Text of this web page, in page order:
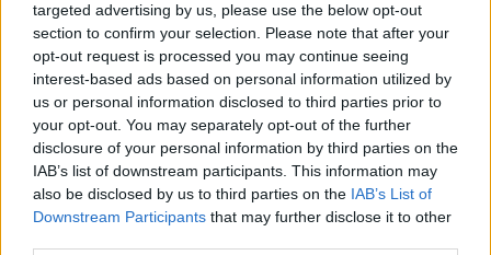
targeted advertising by us, please use the below opt-out
section to confirm your selection. Please note that after your
opt-out request is processed you may continue seeing
interest-based ads based on personal information utilized by
us or personal information disclosed to third parties prior to
your opt-out. You may separately opt-out of the further
disclosure of your personal information by third parties on the
IAB’s list of downstream participants. This information may
also be disclosed by us to third parties on the IAB’s List of
Downstream Participants that may further disclose it to other
Április 11.-13. között megrendezésre került a világ
harmadik legidősebb bűvészklubjának 100 éves
jubileumi rendezvénye. A rendezvény főszervezője, a
bécsi bűvészklub vezetője, valamint az osztrák
bűvészélet elismert és igen jelentős tagja, Magic
Christian, ügyesen…